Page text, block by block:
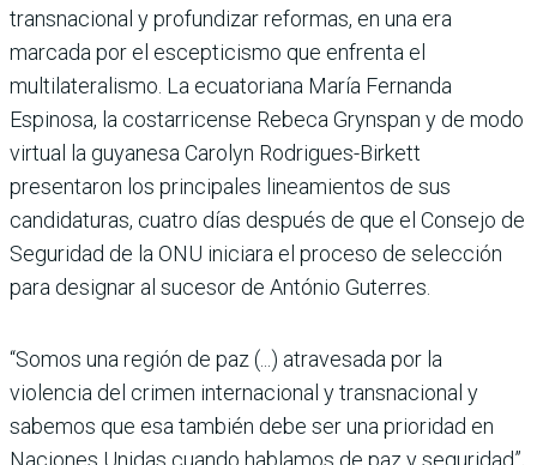
transnacional y profundizar reformas, en una era
marcada por el escepticismo que enfrenta el
multilateralismo. La ecuatoriana María Fernanda
Espinosa, la costarricense Rebeca Grynspan y de modo
virtual la guyanesa Carolyn Rodrigues-Birkett
presentaron los principales lineamientos de sus
candidaturas, cuatro días después de que el Consejo de
Seguridad de la ONU iniciara el proceso de selección
para designar al sucesor de António Guterres.
“Somos una región de paz (...) atravesada por la
violencia del crimen internacional y transnacional y
sabemos que esa también debe ser una prioridad en
Naciones Unidas cuando hablamos de paz y seguridad”,